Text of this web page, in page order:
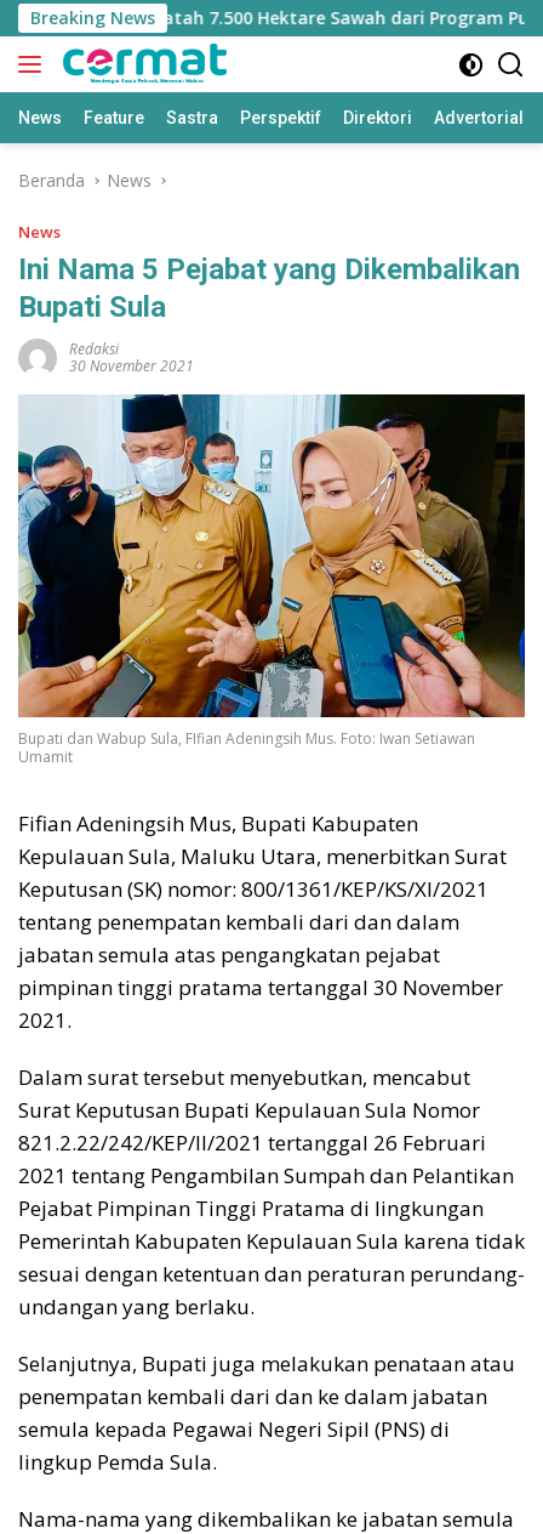
Langsung
ke
konten
Breaking News
Kehilangan Jatah 7.500 Hektare Sawah dari Program Pusat
News Feature Sastra Perspektif Direktori Advertorial
Beranda News
News
Ini Nama 5 Pejabat yang Dikembalikan
Bupati Sula
Redaksi
30 November 2021
Bupati dan Wabup Sula, FIfian Adeningsih Mus. Foto: Iwan Setiawan
Umamit
Fifian Adeningsih Mus, Bupati Kabupaten
Kepulauan Sula, Maluku Utara, menerbitkan Surat
Keputusan (SK) nomor: 800/1361/KEP/KS/XI/2021
tentang penempatan kembali dari dan dalam
jabatan semula atas pengangkatan pejabat
pimpinan tinggi pratama tertanggal 30 November
2021.
Dalam surat tersebut menyebutkan, mencabut
Surat Keputusan Bupati Kepulauan Sula Nomor
821.2.22/242/KEP/II/2021 tertanggal 26 Februari
2021 tentang Pengambilan Sumpah dan Pelantikan
Pejabat Pimpinan Tinggi Pratama di lingkungan
Pemerintah Kabupaten Kepulauan Sula karena tidak
sesuai dengan ketentuan dan peraturan perundang-
undangan yang berlaku.
Selanjutnya, Bupati juga melakukan penataan atau
penempatan kembali dari dan ke dalam jabatan
semula kepada Pegawai Negeri Sipil (PNS) di
lingkup Pemda Sula.
Nama-nama yang dikembalikan ke jabatan semula